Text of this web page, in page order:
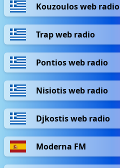
Kouzoulos web radio
Trap web radio
Pontios web radio
Nisiotis web radio
Djkostis web radio
Moderna FM